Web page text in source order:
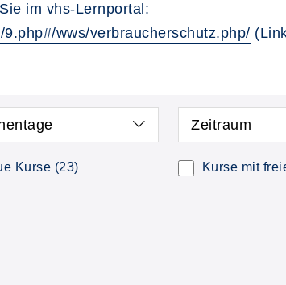
im vhs-Lernportal:
wws/verbraucherschutz.php/
Zeitraum
Kurse (23) Kurse mit